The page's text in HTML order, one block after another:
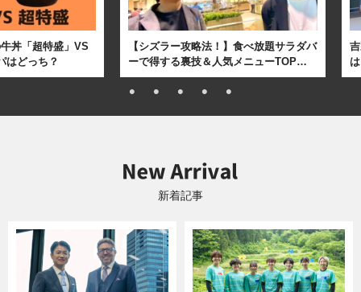
丼「超特盛」VS
はどっち？
【シズラー攻略法！】食べ放題サラダバ
ーで得する裏技＆人気メニューTOP…
新着記事